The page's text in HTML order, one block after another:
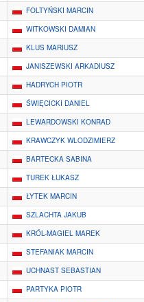
FOLTYŃSKI MARCIN
WITKOWSKI DAMIAN
KLUS MARIUSZ
JANISZEWSKI ARKADIUSZ
HADRYCH PIOTR
ŚWIĘCICKI DANIEL
LEWARDOWSKI KONRAD
KRAWCZYK WLODZIMIERZ
BARTECKA SABINA
TUREK ŁUKASZ
ŁYTEK MARCIN
SZLACHTA JAKUB
KRÓL-MAGIEL MAREK
STEFANIAK MARCIN
UCHNAST SEBASTIAN
PARTYKA PIOTR